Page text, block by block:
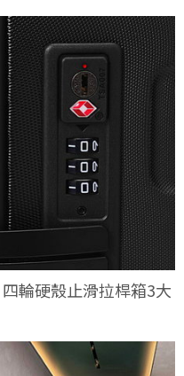
輪硬殼止滑拉桿箱3大